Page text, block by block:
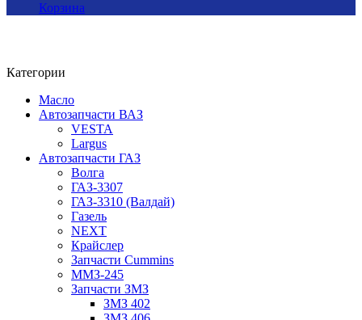
Корзина
Категории
Масло
Автозапчасти ВАЗ
VESTA
Largus
Автозапчасти ГАЗ
Волга
ГАЗ-3307
ГАЗ-3310 (Валдай)
Газель
NEXT
Крайслер
Запчасти Cummins
ММЗ-245
Запчасти ЗМЗ
ЗМЗ 402